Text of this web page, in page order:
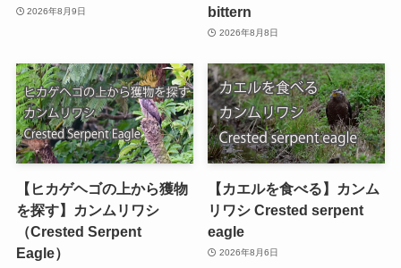
2026年8月9日
bittern
2026年8月8日
【ヒカゲヘゴの上から獲物
を探す】カンムリワシ
（Crested Serpent
Eagle）
【カエルを食べる】カンム
リワシ Crested serpent
eagle
2026年8月6日